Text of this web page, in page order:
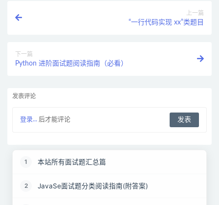
上一篇
“一行代码实现 xx”类题目
下一篇
Python 进阶面试题阅读指南（必看）
发表评论
登录... 后才能评论
1 本站所有面试题汇总篇
2 JavaSe面试题分类阅读指南(附答案)